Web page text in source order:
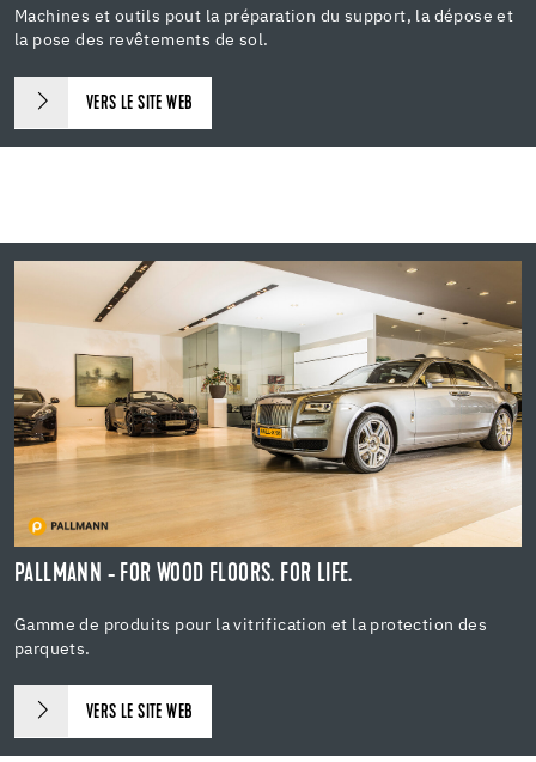
Machines et outils pout la préparation du support, la dépose et
la pose des revêtements de sol.
VERS LE SITE WEB
PALLMANN - FOR WOOD FLOORS. FOR LIFE.
Gamme de produits pour la vitrification et la protection des
parquets.
VERS LE SITE WEB